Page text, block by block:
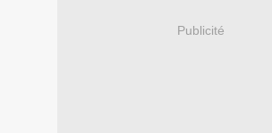
Publicité